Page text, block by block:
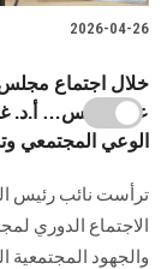
2026-04-26
خلال اجتماع مجلس
عين شمس… أ.د.
الوعي المجتمعي
ترأست نائب رئيس
الاجتماع الدوري
والجهود